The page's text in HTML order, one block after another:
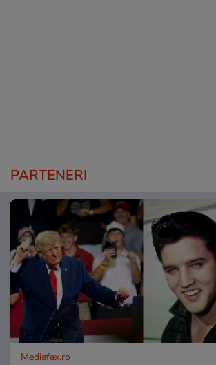
PARTENERI
Mediafax.ro